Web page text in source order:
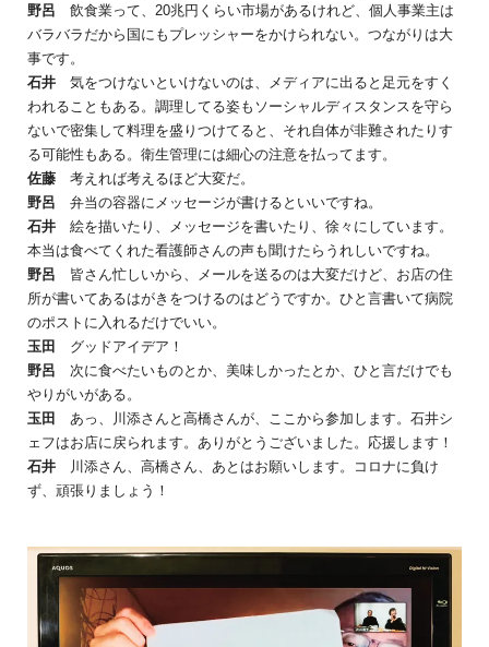
野呂 飲食業って、20兆円くらい市場があるけれど、個人事業主は
バラバラだから国にもプレッシャーをかけられない。つながりは大
事です。
石井 気をつけないといけないのは、メディアに出ると足元をすく
われることもある。調理してる姿もソーシャルディスタンスを守ら
ないで密集して料理を盛りつけてると、それ自体が非難されたりす
る可能性もある。衛生管理には細心の注意を払ってます。
佐藤 考えれば考えるほど大変だ。
野呂 弁当の容器にメッセージが書けるといいですね。
石井 絵を描いたり、メッセージを書いたり、徐々にしています。
本当は食べてくれた看護師さんの声も聞けたらうれしいですね。
野呂 皆さん忙しいから、メールを送るのは大変だけど、お店の住
所が書いてあるはがきをつけるのはどうですか。ひと言書いて病院
のポストに入れるだけでいい。
玉田
グッドアイデア！
野呂 次に食べたいものとか、美味しかったとか、ひと言だけでも
やりがいがある。
玉田
あっ、川添さんと高橋さんが、ここから参加します。石井シ
ェフはお店に戻られます。ありがとうございました。応援します！
石井 川添さん、高橋さん、あとはお願いします。コロナに負け
ず、頑張りましょう！